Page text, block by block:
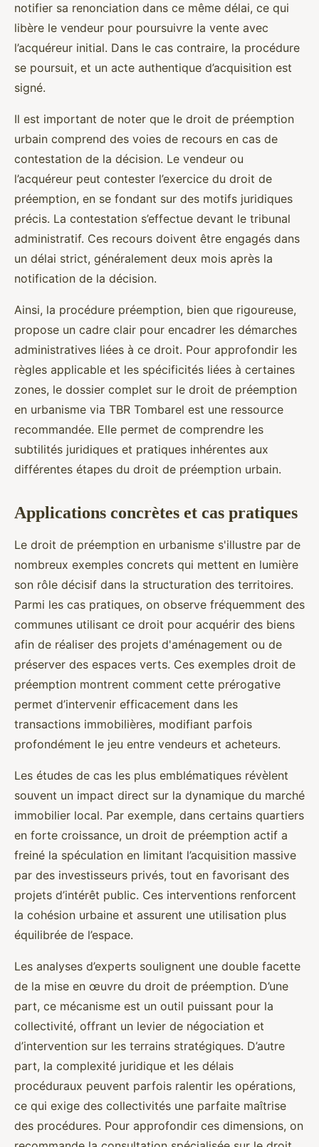
notifier sa renonciation dans ce même délai, ce qui
libère le vendeur pour poursuivre la vente avec
l’acquéreur initial. Dans le cas contraire, la procédure
se poursuit, et un acte authentique d’acquisition est
signé.
Il est important de noter que le droit de préemption
urbain comprend des voies de recours en cas de
contestation de la décision. Le vendeur ou
l’acquéreur peut contester l’exercice du droit de
préemption, en se fondant sur des motifs juridiques
précis. La contestation s’effectue devant le tribunal
administratif. Ces recours doivent être engagés dans
un délai strict, généralement deux mois après la
notification de la décision.
Ainsi, la procédure préemption, bien que rigoureuse,
propose un cadre clair pour encadrer les démarches
administratives liées à ce droit. Pour approfondir les
règles applicable et les spécificités liées à certaines
zones, le dossier complet sur le droit de préemption
en urbanisme via TBR Tombarel est une ressource
recommandée. Elle permet de comprendre les
subtilités juridiques et pratiques inhérentes aux
différentes étapes du droit de préemption urbain.
Applications concrètes et cas pratiques
Le droit de préemption en urbanisme s'illustre par de
nombreux exemples concrets qui mettent en lumière
son rôle décisif dans la structuration des territoires.
Parmi les cas pratiques, on observe fréquemment des
communes utilisant ce droit pour acquérir des biens
afin de réaliser des projets d'aménagement ou de
préserver des espaces verts. Ces exemples droit de
préemption montrent comment cette prérogative
permet d’intervenir efficacement dans les
transactions immobilières, modifiant parfois
profondément le jeu entre vendeurs et acheteurs.
Les études de cas les plus emblématiques révèlent
souvent un impact direct sur la dynamique du marché
immobilier local. Par exemple, dans certains quartiers
en forte croissance, un droit de préemption actif a
freiné la spéculation en limitant l’acquisition massive
par des investisseurs privés, tout en favorisant des
projets d’intérêt public. Ces interventions renforcent
la cohésion urbaine et assurent une utilisation plus
équilibrée de l’espace.
Les analyses d’experts soulignent une double facette
de la mise en œuvre du droit de préemption. D’une
part, ce mécanisme est un outil puissant pour la
collectivité, offrant un levier de négociation et
d’intervention sur les terrains stratégiques. D’autre
part, la complexité juridique et les délais
procéduraux peuvent parfois ralentir les opérations,
ce qui exige des collectivités une parfaite maîtrise
des procédures. Pour approfondir ces dimensions, on